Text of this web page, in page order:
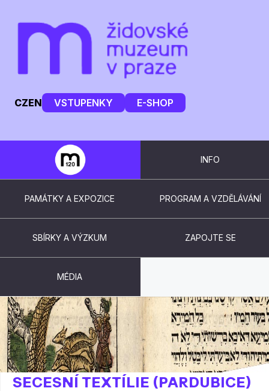
CZEN VSTUPENKY E-SHOP
INFO
PAMÁTKY A EXPOZICE PROGRAM A VZDĚLÁVÁNÍ
SBÍRKY A VÝZKUM ZAPOJTE SE
MÉDIA
PODLOŽKA POD SKLENICI -
SECESNÍ TEXTÍLIE (PARDUBICE)